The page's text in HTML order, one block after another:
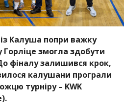
Калуша попри важку
Горліце змогла здобути
фіналу залишився крок,
калушани програли
турніру – KWK